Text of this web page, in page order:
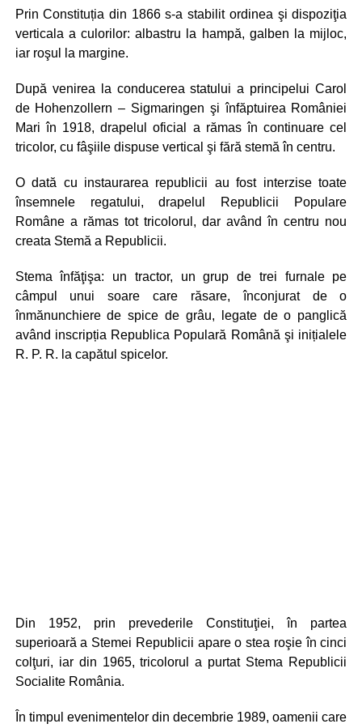
Prin Constituția din 1866 s-a stabilit ordinea şi dispoziţia
verticala a culorilor: albastru la hampă, galben la mijloc,
iar roşul la margine.
După venirea la conducerea statului a principelui Carol
de Hohenzollern – Sigmaringen şi înfăptuirea României
Mari în 1918, drapelul oficial a rămas în continuare cel
tricolor, cu fâşiile dispuse vertical şi fără stemă în centru.
O dată cu instaurarea republicii au fost interzise toate
însemnele regatului, drapelul Republicii Populare
Române a rămas tot tricolorul, dar având în centru nou
creata Stemă a Republicii.
Stema înfăţişa: un tractor, un grup de trei furnale pe
câmpul unui soare care răsare, înconjurat de o
înmănunchiere de spice de grâu, legate de o panglică
având inscripția Republica Populară Română şi inițialele
R. P. R. la capătul spicelor.
Din 1952, prin prevederile Constituţiei, în partea
superioară a Stemei Republicii apare o stea roşie în cinci
colţuri, iar din 1965, tricolorul a purtat Stema Republicii
Socialite România.
În timpul evenimentelor din decembrie 1989, oamenii care